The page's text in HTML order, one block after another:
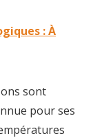
: À
sont
pour ses